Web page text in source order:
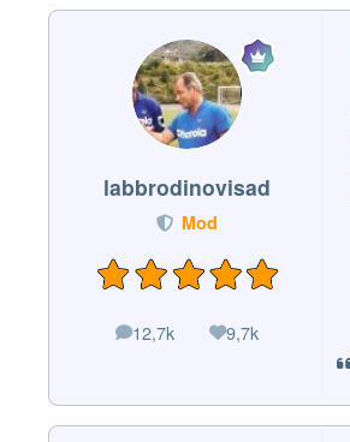
labbrodinovisad
Mod
12,7k
messaggi 9,7k
Reputazione